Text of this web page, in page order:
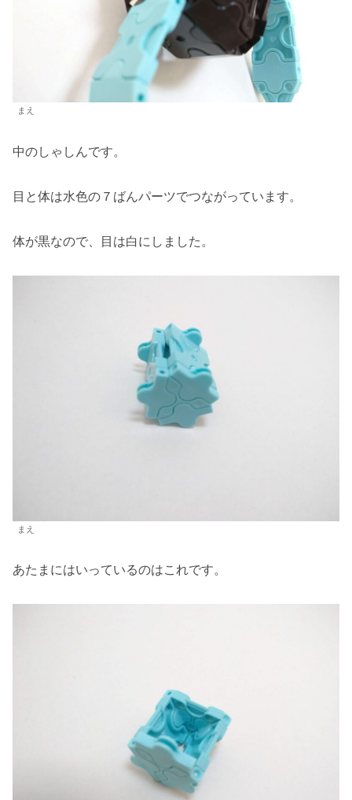
まえ
中のしゃしんです。
目と体は水色の７ばんパーツでつながっています。
体が黒なので、目は白にしました。
まえ
あたまにはいっているのはこれです。